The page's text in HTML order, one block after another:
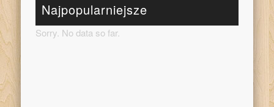
Najpopularniejsze
Sorry. No data so far.